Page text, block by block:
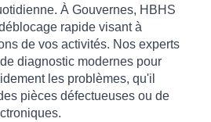
À Gouvernes, HBHS
rapide visant à
de vos activités. Nos experts
diagnostic modernes pour
les problèmes, qu'il
pièces défectueuses ou de